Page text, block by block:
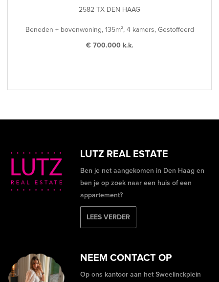
2582 TX DEN HAAG
Beneden + bovenwoning, 135m², 4 kamers, Gestoffeerd
€ 700.000 k.k.
LUTZ REAL ESTATE
Ben je net aangekomen in Den Haag en
ben je op zoek naar een huis of een
appartement?
LEES VERDER
NEEM CONTACT OP
Op ons kantoor aan het Sweelinckplein